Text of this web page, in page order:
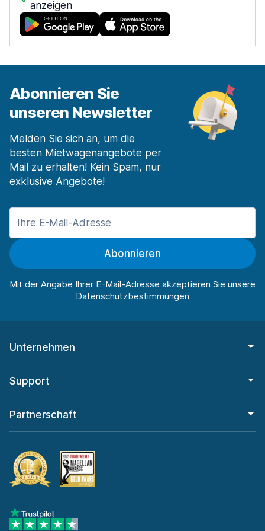
anzeigen
Abonnieren Sie
unseren Newsletter
Melden Sie sich an, um die
besten Mietwagenangebote per
Mail zu erhalten! Kein Spam, nur
exklusive Angebote!
Abonnieren
Mit der Angabe Ihrer E-Mail-Adresse akzeptieren Sie unsere
Unternehmen
Support
Partnerschaft